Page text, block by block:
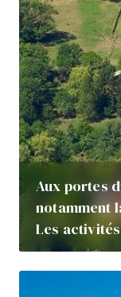
Aux portes
notamment
Les